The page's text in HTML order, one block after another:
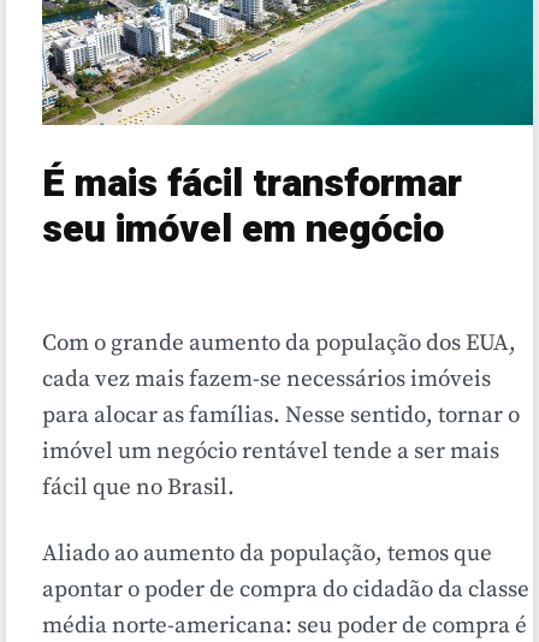
É mais fácil transformar
seu imóvel em negócio
Com o grande aumento da população dos EUA,
cada vez mais fazem-se necessários imóveis
para alocar as famílias. Nesse sentido, tornar o
imóvel um negócio rentável tende a ser mais
fácil que no Brasil.
Aliado ao aumento da população, temos que
apontar o poder de compra do cidadão da classe
média norte-americana: seu poder de compra é